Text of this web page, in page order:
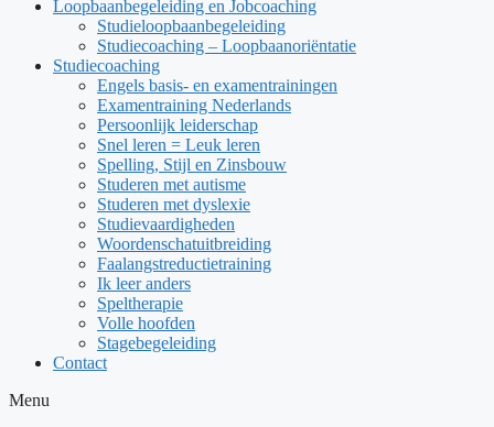
Loopbaanbegeleiding en Jobcoaching
Studieloopbaanbegeleiding
Studiecoaching – Loopbaanoriëntatie
Studiecoaching
Engels basis- en examentrainingen
Examentraining Nederlands
Persoonlijk leiderschap
Snel leren = Leuk leren
Spelling, Stijl en Zinsbouw
Studeren met autisme
Studeren met dyslexie
Studievaardigheden
Woordenschatuitbreiding
Faalangstreductietraining
Ik leer anders
Speltherapie
Volle hoofden
Stagebegeleiding
Contact
Menu